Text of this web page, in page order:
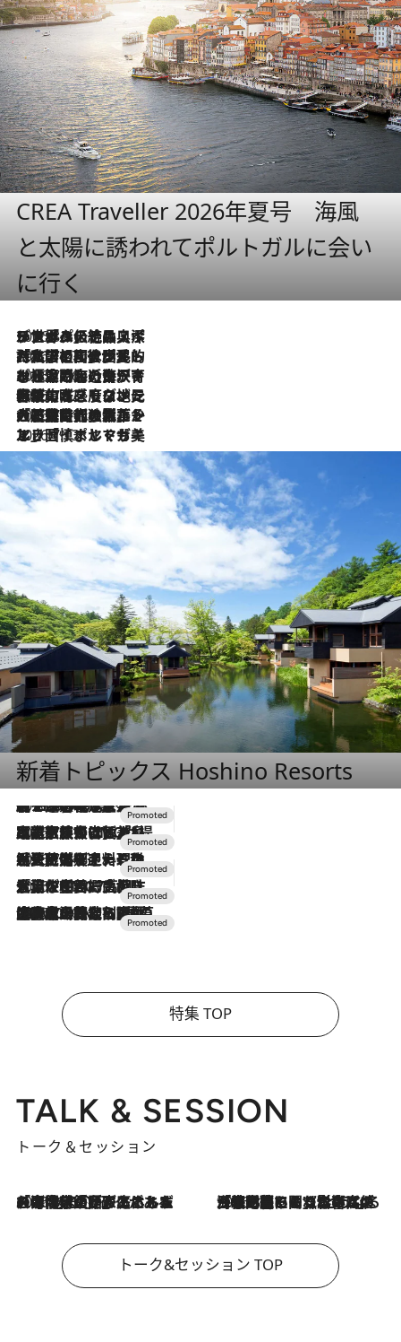
CREA Traveller 2026年夏号 海風
と太陽に誘われてポルトガルに会い
に行く
2026.8.8
リスボンの絶品スイーツ「パステル・デ・ナタ」とは？ポルトガル伝統の奥深い世界へ
2026.7.27
「私の祖国はポルトガル語です」国民的詩人フェルナンド・ペソアと、彼が愛した文学の街を歩く
2026.7.26
ポルトガル近海が育む極上の海の幸。キリリと冷えた白ワインと愉しむ、シーフード専門店の贅沢
2026.7.22
伝統の味をモダンに昇華。高感度な地元客が集う、リスボンの最旬ガストロノミー
2026.7.21
大航海時代の栄華から、震災、独裁、そして革命へ。ポルトガル・首都リスボンの石畳に刻まれた「歴史の光と影」
2026.7.13
エッセイ・ヤマザキマリ「慎ましくも美しき国 ポルトガル」
新着トピックス Hoshino Resorts
2026.8.7
【トンボの足水浴】ヒノキの香りに包まれて涼感マックス！約13℃の湧水かけ流しを避暑地「星野温泉 トンボの湯」で体験
2026.7.31
【ホテル帰省】という選択肢をOMOが提案。家族とほどよい距離を保つには「昼は実家、夜は気兼ねなくホテルで！」
2026.7.24
【夏限定ディナーコース】旬を迎える稚鮎や花ズッキーニなどをイタリア・トスカーナの郷土料理の手法で満喫！
2026.7.17
「土佐和ハーブかき氷」がOMO7高知に登場！生姜、山椒、大葉など目にも舌にも涼を呼ぶ郷土の味
2026.7.10
NEW OPEN！【界 草津】名湯の地に誕生。趣の異なる2種の温泉と上州ならではの会席・蕎麦割烹など美食を味わう究極の癒やし旅
特集 TOP
TALK & SESSION
トーク＆セッション
2026.8.3
「今後値上げがあるとすれば…」「リスクがあるのは今年の冬」エネルギー専門家が語る、ホルムズ海峡封鎖が家庭にもたらす“ある心配” 2026.8.3
「住宅建てられない…」「サーチャージ料の高値が続いている」ホルムズ海峡封鎖による影響はいつまで続く？《エネルギー専門家に聞く“どうなる日本の暮らし”》
トーク&セッション TOP